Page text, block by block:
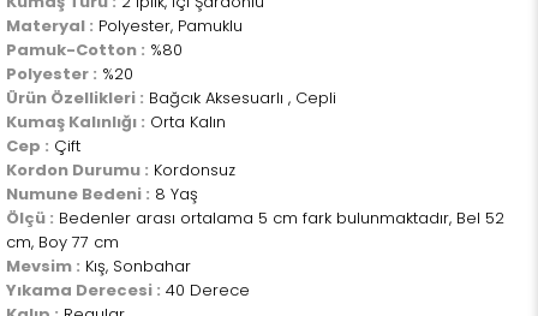
Materyal : Polyester, Pamuklu
Pamuk-Cotton : %80
Polyester : %20
Ürün Özellikleri : Bağcık Aksesuarlı , Cepli
Kumaş Kalınlığı : Orta Kalın
Cep : Çift
Kordon Durumu : Kordonsuz
Numune Bedeni : 8 Yaş
Ölçü : Bedenler arası ortalama 5 cm fark bulunmaktadır, Bel 52
cm, Boy 77 cm
Mevsim : Kış, Sonbahar
Yıkama Derecesi : 40 Derece